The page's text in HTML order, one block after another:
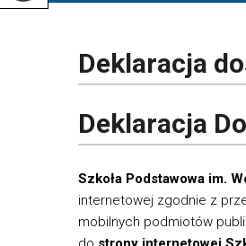
Deklaracja
Deklaracja
Szkoła Podstawowa im.
internetowej zgodnie z
mobilnych podmiotów